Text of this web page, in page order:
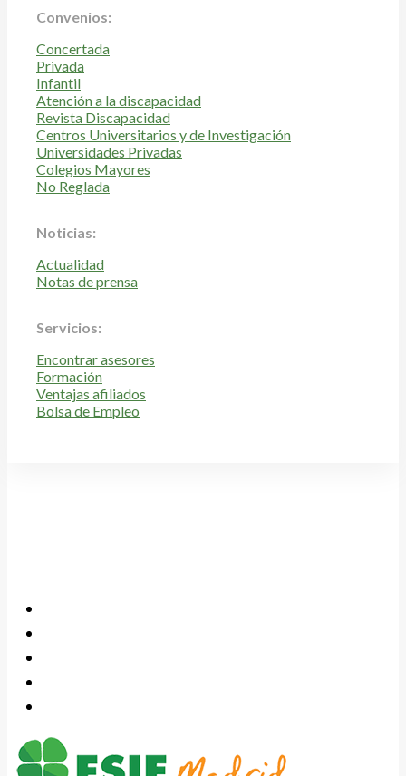
Convenios:
Concertada
Privada
Infantil
Atención a la discapacidad
Revista Discapacidad
Centros Universitarios y de Investigación
Universidades Privadas
Colegios Mayores
No Reglada
Noticias:
Actualidad
Notas de prensa
Servicios:
Encontrar asesores
Formación
Ventajas afiliados
Bolsa de Empleo